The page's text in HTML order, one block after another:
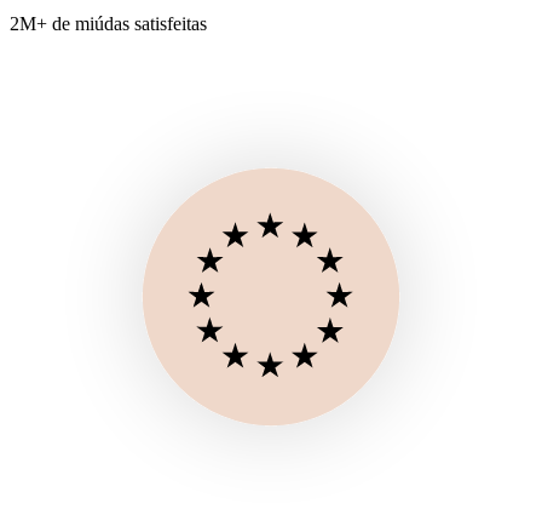
2M+ de miúdas satisfeitas